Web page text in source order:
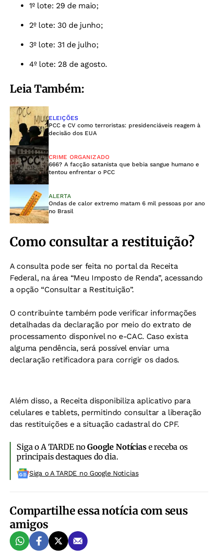
1º lote: 29 de maio;
2º lote: 30 de junho;
3º lote: 31 de julho;
4º lote: 28 de agosto.
Leia Também:
ELEIÇÕES
PCC e CV como terroristas: presidenciáveis reagem à
decisão dos EUA
CRIME ORGANIZADO
666? A facção satanista que bebia sangue humano e
tentou enfrentar o PCC
ALERTA
Ondas de calor extremo matam 6 mil pessoas por ano
no Brasil
Como consultar a restituição?
A consulta pode ser feita no portal da Receita
Federal, na área “Meu Imposto de Renda”, acessando
a opção “Consultar a Restituição”.
O contribuinte também pode verificar informações
detalhadas da declaração por meio do extrato de
processamento disponível no e-CAC. Caso exista
alguma pendência, será possível enviar uma
declaração retificadora para corrigir os dados.
Além disso, a Receita disponibiliza aplicativo para
celulares e tablets, permitindo consultar a liberação
das restituições e a situação cadastral do CPF.
Siga o A TARDE noGoogle Notíciase receba os
principais destaques do dia.
Siga o A TARDE no Google Noticias
Compartilhe essa notícia com seus
amigos